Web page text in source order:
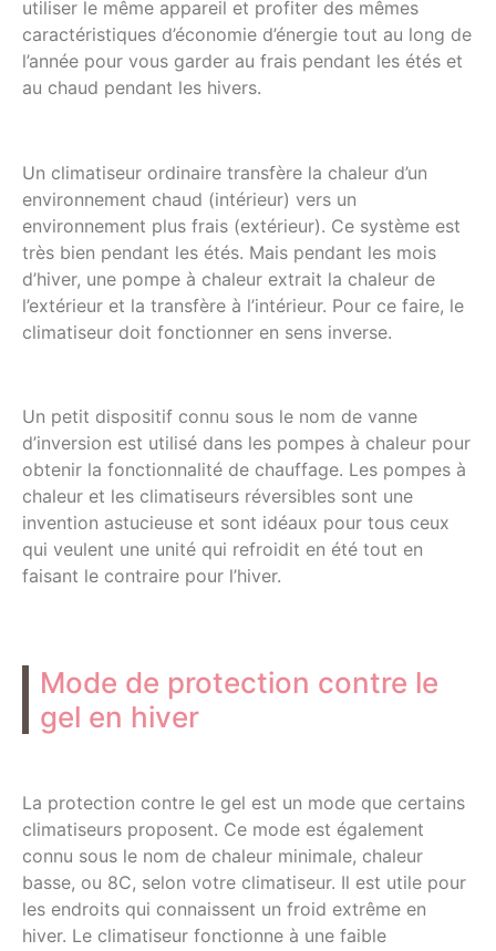
utiliser le même appareil et profiter des mêmes
caractéristiques d’économie d’énergie tout au long de
l’année pour vous garder au frais pendant les étés et
au chaud pendant les hivers.
Un climatiseur ordinaire transfère la chaleur d’un
environnement chaud (intérieur) vers un
environnement plus frais (extérieur). Ce système est
très bien pendant les étés. Mais pendant les mois
d’hiver, une pompe à chaleur extrait la chaleur de
l’extérieur et la transfère à l’intérieur. Pour ce faire, le
climatiseur doit fonctionner en sens inverse.
Un petit dispositif connu sous le nom de vanne
d’inversion est utilisé dans les pompes à chaleur pour
obtenir la fonctionnalité de chauffage. Les pompes à
chaleur et les climatiseurs réversibles sont une
invention astucieuse et sont idéaux pour tous ceux
qui veulent une unité qui refroidit en été tout en
faisant le contraire pour l’hiver.
Mode de protection contre le
gel en hiver
La protection contre le gel est un mode que certains
climatiseurs proposent. Ce mode est également
connu sous le nom de chaleur minimale, chaleur
basse, ou 8C, selon votre climatiseur. Il est utile pour
les endroits qui connaissent un froid extrême en
hiver. Le climatiseur fonctionne à une faible